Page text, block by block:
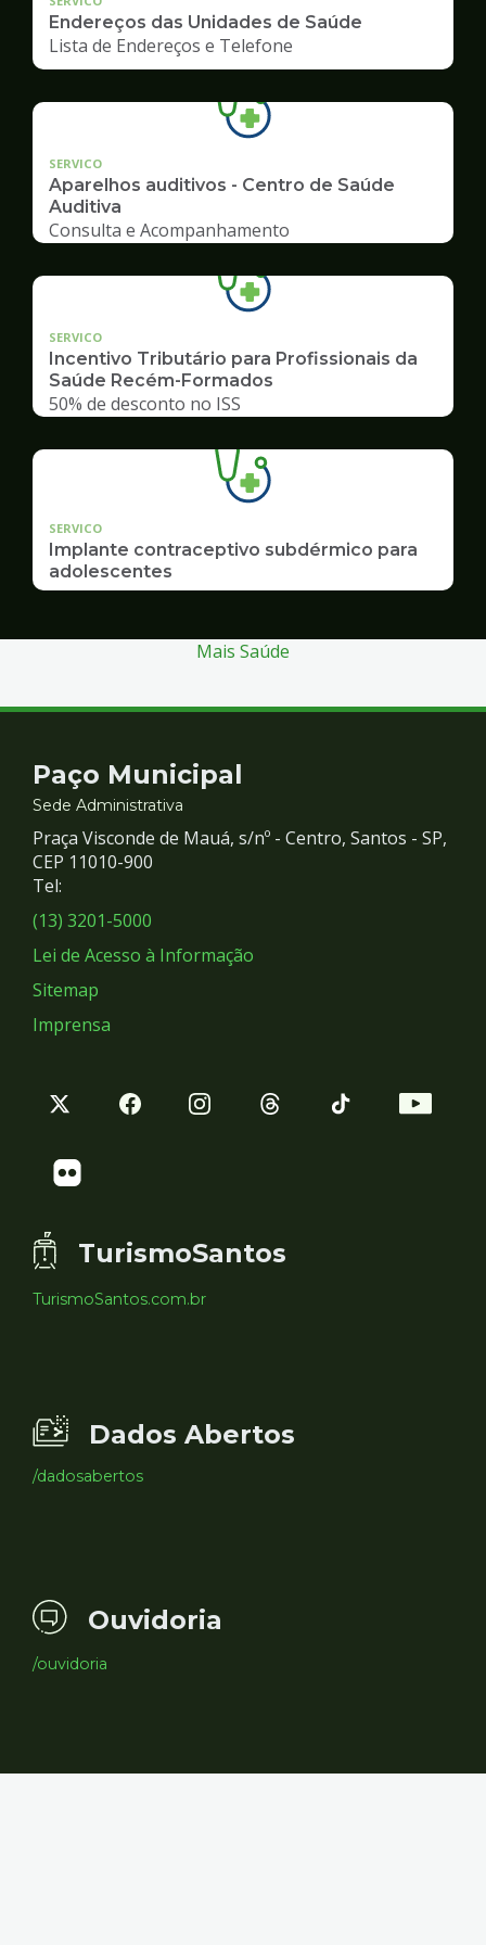
Endereços das Unidades de Saúde
Lista de Endereços e Telefone
SERVICO
Aparelhos auditivos - Centro de Saúde
Auditiva
Consulta e Acompanhamento
SERVICO
Incentivo Tributário para Profissionais da
Saúde Recém-Formados
50% de desconto no ISS
SERVICO
Implante contraceptivo subdérmico para
adolescentes
Mais Saúde
Contato
e
Redes
Sociais
Paço Municipal
Sede Administrativa
Praça Visconde de Mauá, s/nº - Centro, Santos - SP,
CEP 11010-900
Tel:
(13) 3201-5000
Lei de Acesso à Informação
Sitemap
Imprensa
TurismoSantos
TurismoSantos.com.br
Dados Abertos
/dadosabertos
Ouvidoria
/ouvidoria